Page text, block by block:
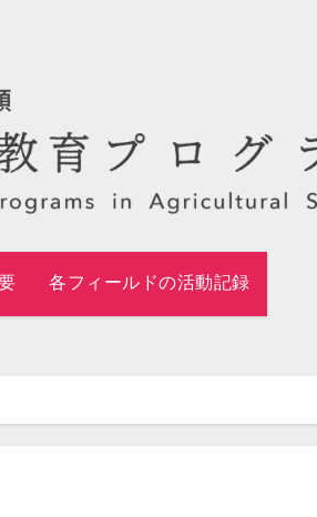
各フィールドの活動記録